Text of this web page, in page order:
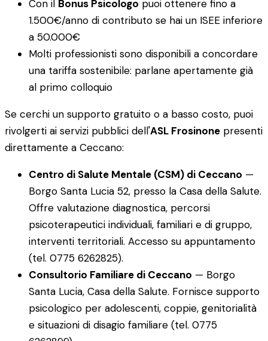
Con il Bonus Psicologo puoi ottenere fino a
1.500€/anno di contributo se hai un ISEE inferiore
a 50.000€
Molti professionisti sono disponibili a concordare
una tariffa sostenibile: parlane apertamente già
al primo colloquio
Se cerchi un supporto gratuito o a basso costo, puoi
rivolgerti ai servizi pubblici dell'ASL Frosinone presenti
direttamente a Ceccano:
Centro di Salute Mentale (CSM) di Ceccano —
Borgo Santa Lucia 52, presso la Casa della Salute.
Offre valutazione diagnostica, percorsi
psicoterapeutici individuali, familiari e di gruppo,
interventi territoriali. Accesso su appuntamento
(tel. 0775 6262825).
Consultorio Familiare di Ceccano — Borgo
Santa Lucia, Casa della Salute. Fornisce supporto
psicologico per adolescenti, coppie, genitorialità
e situazioni di disagio familiare (tel. 0775